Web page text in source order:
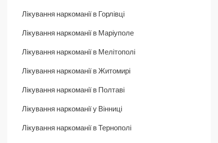
Лікування наркоманії в Горлівці
Лікування наркоманії в Маріуполе
Лікування наркоманії в Мелітополі
Лікування наркоманії в Житомирі
Лікування наркоманії в Полтаві
Лікування наркоманії у Вінниці
Лікування наркоманії в Тернополі